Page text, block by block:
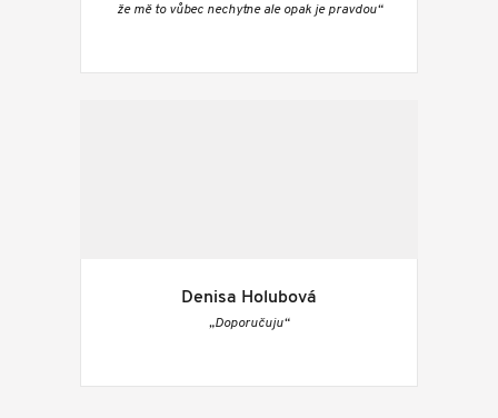
že mě to vůbec nechytne ale opak je pravdou“
Denisa Holubová
„Doporučuju“